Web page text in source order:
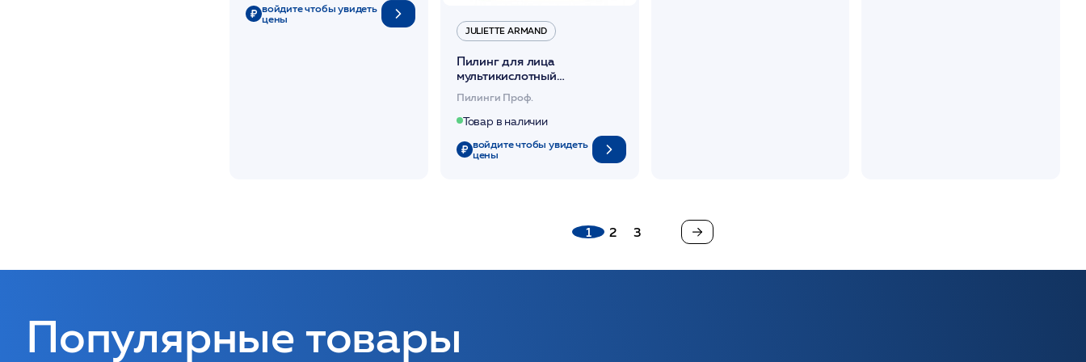
войдите чтобы увидеть
цены
JULIETTE ARMAND
Пилинг для лица
мультикислотный
«Идеальная кожа» 50мл /JA
Пилинги Проф.
Товар в наличии
войдите чтобы увидеть
цены
1 2 3
Популярные товары